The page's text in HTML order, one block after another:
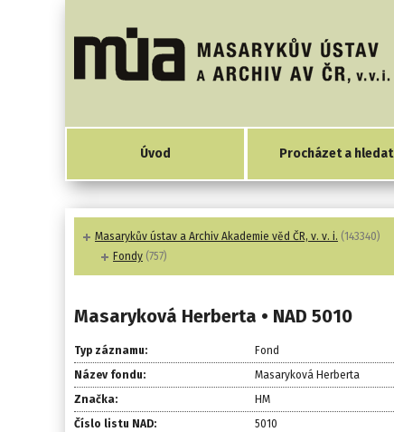
Úvod Procházet a hledat
Masarykův ústav a Archiv Akademie věd ČR, v. v. i. (143340)
Fondy (757)
Masaryková Herberta • NAD 5010
Typ záznamu:
Fond
Název fondu:
Masaryková Herberta
Značka:
HM
Číslo listu NAD:
5010